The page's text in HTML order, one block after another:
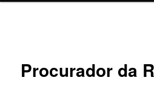
principal
Procurador da